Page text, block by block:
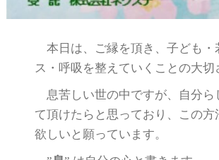
本日は、ご縁を頂き、子ども・
ス・呼吸を整えていくことの大切
息苦しい世の中ですが、自分ら
て頂けたらと思っており、この
欲しいと願っています。